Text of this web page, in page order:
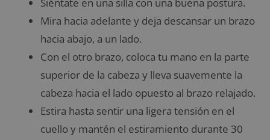
Siéntate en una silla con una buena postura.
Mira hacia adelante y deja descansar un brazo
hacia abajo, a un lado.
Con el otro brazo, coloca tu mano en la parte
superior de la cabeza y lleva suavemente la
cabeza hacia el lado opuesto al brazo relajado.
Estira hasta sentir una ligera tensión en el
cuello y mantén el estiramiento durante 30